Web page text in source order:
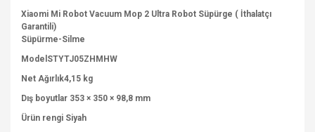
Xiaomi Mi Robot Vacuum Mop 2 Ultra Robot Süpürge ( İthalatçı
Garantili)
Süpürme-Silme
ModelSTYTJ05ZHMHW
Net Ağırlık4,15 kg
Dış boyutlar 353 × 350 × 98,8 mm
Ürün rengi Siyah